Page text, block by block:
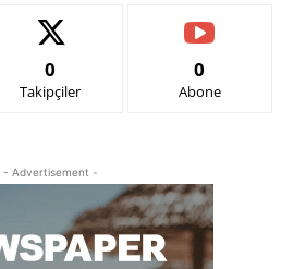
0
Takipçiler
0
Abone
- Advertisement -